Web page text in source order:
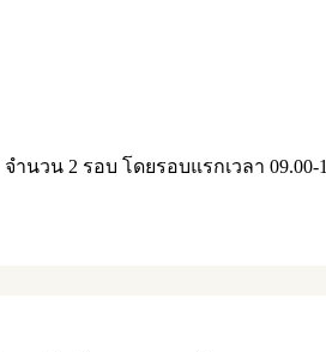
นวน 2 รอบ โดยรอบแรกเวลา 09.00-